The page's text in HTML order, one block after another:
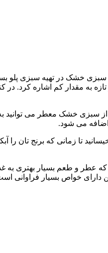
خشک در تهیه سبزی پلو
به مقدار کم اشاره کرد. در
از سبزی خشک معطر می
اضافه می‌ شود.
تا زمانی که برنج تان را
عطر و طعم بسیار بهتری به
دارای خواص بسیار فراوانی